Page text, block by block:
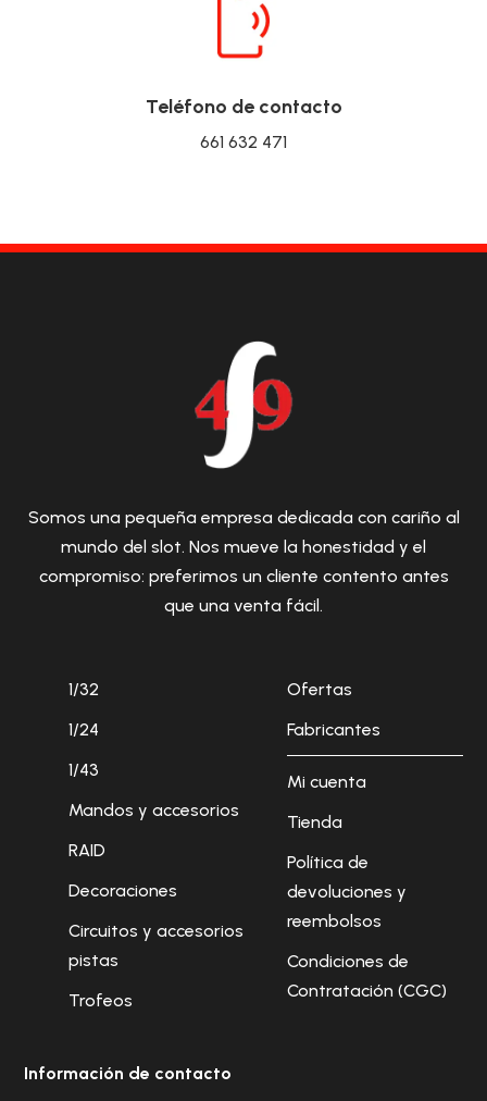
Teléfono de contacto
661 632 471
Somos una pequeña empresa dedicada con cariño al
mundo del slot. Nos mueve la honestidad y el
compromiso: preferimos un cliente contento antes
que una venta fácil.
1/32
1/24
1/43
Mandos y accesorios
RAID
Decoraciones
Circuitos y accesorios
pistas
Trofeos
Ofertas
Fabricantes
Mi cuenta
Tienda
Política de
devoluciones y
reembolsos
Condiciones de
Contratación (CGC)
Información de contacto